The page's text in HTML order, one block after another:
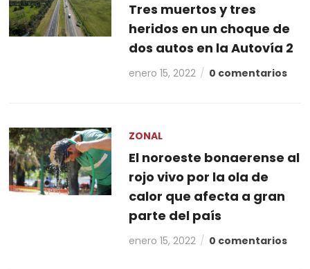
Tres muertos y tres
heridos en un choque de
dos autos en la Autovía 2
enero 15, 2022 0 comentarios
ZONAL
El noroeste bonaerense al
rojo vivo por la ola de
calor que afecta a gran
parte del país
enero 15, 2022 0 comentarios